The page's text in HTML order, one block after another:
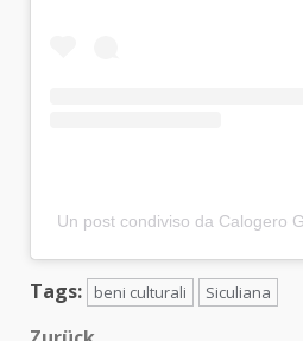
Un post condiviso da Calogero
Tags: beni culturali Siculiana